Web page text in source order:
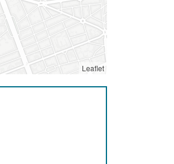
Leaflet